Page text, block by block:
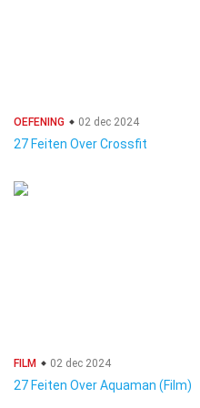
OEFENING 02 dec 2024
27 Feiten Over Crossfit
FILM 02 dec 2024
27 Feiten Over Aquaman (Film)